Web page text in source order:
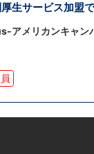
生サービス加盟
アメリカンキャン